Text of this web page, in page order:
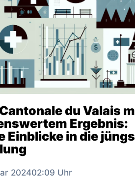
du Valais
Ergebnis:
Einblicke in die
202402:09 Uhr